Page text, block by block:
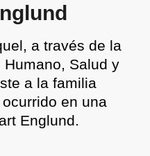
a través de la
Salud y
a la familia
en una
Englund.